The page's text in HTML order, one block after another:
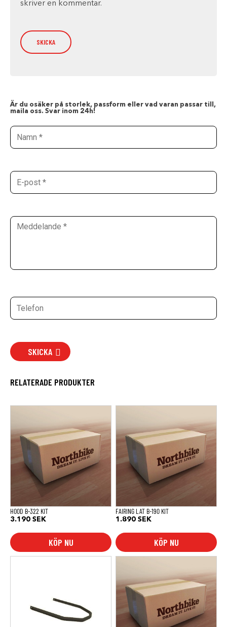
skriver en kommentar.
Är du osäker på storlek, passform eller vad varan passar till,
maila oss. Svar inom 24h!
SKICKA
RELATERADE PRODUKTER
HOOD B-322 KIT
3.190 SEK
KÖP NU
FAIRING LAT B-190 KIT
1.890 SEK
KÖP NU